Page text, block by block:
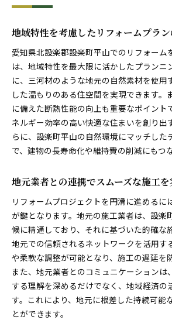
三河材による断熱性能向上の秘
自然素材を用いたエコリフォー
美しい木目を活かしたデザイン
地元産材を使ったコストパフォ
フォーム
リフォーム予算を賢く抑えるための
初期費用を削減するためのプラ
助成金や補助金を活用した費用
保証とアフターサポートの選び
費用対効果を最大化する資材選
長期的な視点での投資効果を考
断熱性能を向上させて冬の寒さを軽
断熱リフォームの基本とその効
窓やドアの改修による省エネ効
断熱材の種類とその選び方
内部と外部の断熱施工の違い
ヒートブリッジをなくすための
地域特性を考慮したリフォームプラ
愛知県北設楽郡設楽町平山でのリフォーム
は、地域特性を最大限に活かしたプランニ
に、三河材のような地元の自然素材を使用
した温もりのある住空間を実現できます。
に備えた断熱性能の向上も重要なポイント
ネルギー効率の高い快適な住まいを創り出
らに、設楽町平山の自然環境にマッチした
で、建物の長寿命化や維持費の削減にもつ
地元業者との連携でスムーズな施工
リフォームプロジェクトを円滑に進めるに
が鍵となります。地元の施工業者は、設楽
候に精通しており、それに基づいた的確な
地元での信頼されるネットワークを活用す
や柔軟な調整が可能となり、施工の遅延を
また、地元業者とのコミュニケーションは
する理解を深めるだけでなく、地域経済の
す。これにより、地元に根差した持続可能
とができます。